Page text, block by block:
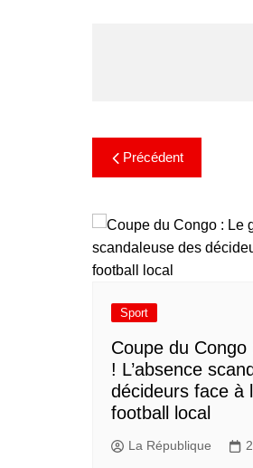
Précédent
Sport
​Coupe du
! L’absence
décideurs face à
football local
La République